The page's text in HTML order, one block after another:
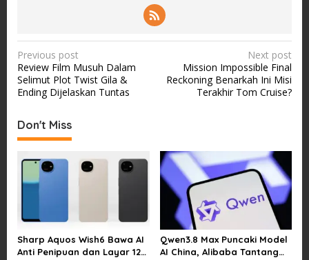
P
o
s
n
a
t
Previous post
Review Film Musuh Dalam
Selimut Plot Twist Gila &
Ending Dijelaskan Tuntas
Next post
Mission Impossible Final
Reckoning Benarkah Ini Misi
Terakhir Tom Cruise?
Don't Miss
Sharp Aquos Wish6 Bawa AI
Anti Penipuan dan Layar 120
Qwen3.8 Max Puncaki Model
AI China, Alibaba Tantang